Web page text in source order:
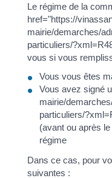
Le régime de la
href="https://
mairie/demarches/
particuliers/
vous si vous
Vous vous êtes
Vous avez signé
mairie/
particuliers/
(avant ou après
régime
Dans ce cas, pour
suivantes :